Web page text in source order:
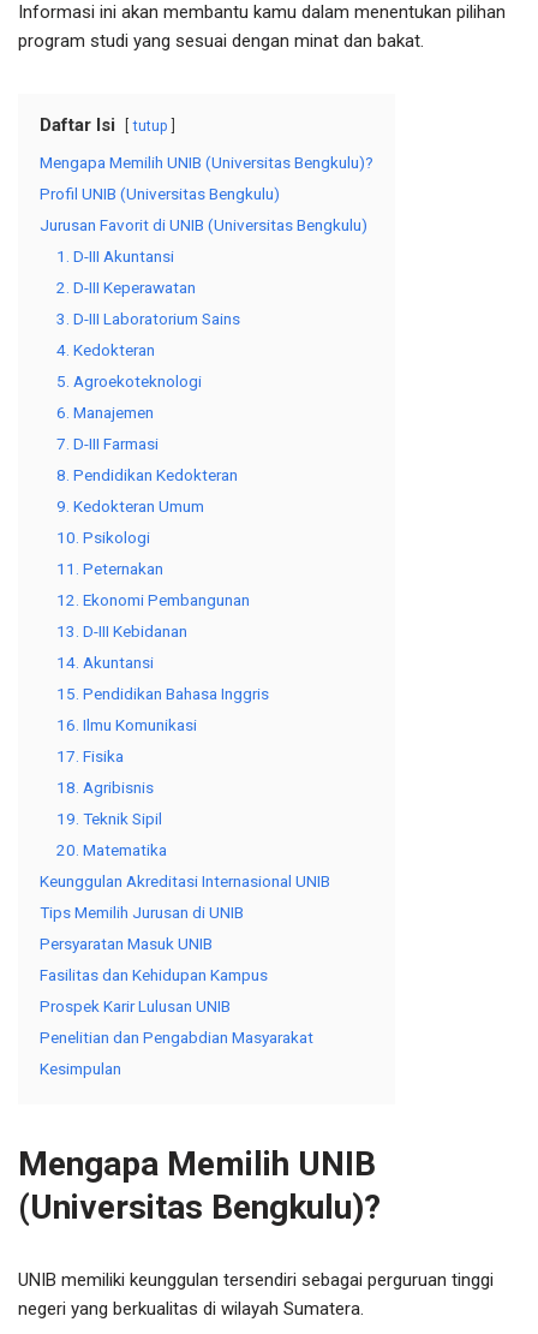
Informasi ini akan membantu kamu dalam menentukan pilihan
program studi yang sesuai dengan minat dan bakat.
Daftar Isi tutup
Mengapa Memilih UNIB (Universitas Bengkulu)?
Profil UNIB (Universitas Bengkulu)
Jurusan Favorit di UNIB (Universitas Bengkulu)
1. D-III Akuntansi
2. D-III Keperawatan
3. D-III Laboratorium Sains
4. Kedokteran
5. Agroekoteknologi
6. Manajemen
7. D-III Farmasi
8. Pendidikan Kedokteran
9. Kedokteran Umum
10. Psikologi
11. Peternakan
12. Ekonomi Pembangunan
13. D-III Kebidanan
14. Akuntansi
15. Pendidikan Bahasa Inggris
16. Ilmu Komunikasi
17. Fisika
18. Agribisnis
19. Teknik Sipil
20. Matematika
Keunggulan Akreditasi Internasional UNIB
Tips Memilih Jurusan di UNIB
Persyaratan Masuk UNIB
Fasilitas dan Kehidupan Kampus
Prospek Karir Lulusan UNIB
Penelitian dan Pengabdian Masyarakat
Kesimpulan
Mengapa Memilih UNIB
(Universitas Bengkulu)?
UNIB memiliki keunggulan tersendiri sebagai perguruan tinggi
negeri yang berkualitas di wilayah Sumatera.